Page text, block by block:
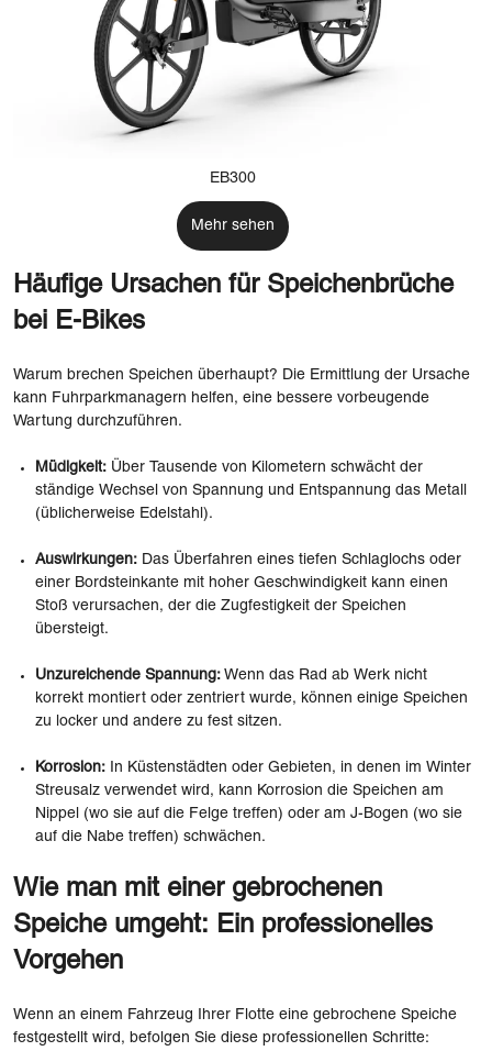
EB300
Mehr sehen
Häufige Ursachen für Speichenbrüche
bei E-Bikes
Warum brechen Speichen überhaupt? Die Ermittlung der Ursache
kann Fuhrparkmanagern helfen, eine bessere vorbeugende
Wartung durchzuführen.
Müdigkeit: Über Tausende von Kilometern schwächt der
ständige Wechsel von Spannung und Entspannung das Metall
(üblicherweise Edelstahl).
Auswirkungen: Das Überfahren eines tiefen Schlaglochs oder
einer Bordsteinkante mit hoher Geschwindigkeit kann einen
Stoß verursachen, der die Zugfestigkeit der Speichen
übersteigt.
Unzureichende Spannung: Wenn das Rad ab Werk nicht
korrekt montiert oder zentriert wurde, können einige Speichen
zu locker und andere zu fest sitzen.
Korrosion: In Küstenstädten oder Gebieten, in denen im Winter
Streusalz verwendet wird, kann Korrosion die Speichen am
Nippel (wo sie auf die Felge treffen) oder am J-Bogen (wo sie
auf die Nabe treffen) schwächen.
Wie man mit einer gebrochenen
Speiche umgeht: Ein professionelles
Vorgehen
Wenn an einem Fahrzeug Ihrer Flotte eine gebrochene Speiche
festgestellt wird, befolgen Sie diese professionellen Schritte: